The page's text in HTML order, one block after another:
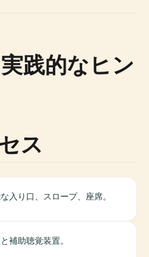
践的なヒン
ス
入り口、スロープ、座席。
補助聴覚装置。